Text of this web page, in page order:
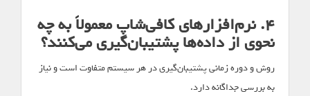
۴. نرم‌افزارهای کافی‌شاپ معمولاً به چه
نحوی از داده‌ها پشتیبان‌گیری می‌کنند؟
روش و دوره زمانی پشتیبان‌گیری در هر سیستم متفاوت است و نیاز
به بررسی جداگانه دارد.